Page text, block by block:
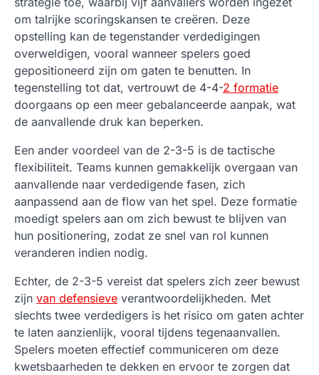
om talrijke scoringskansen te creëren. Deze
opstelling kan de tegenstander verdedigingen
overweldigen, vooral wanneer spelers goed
gepositioneerd zijn om gaten te benutten. In
tegenstelling tot dat, vertrouwt de 4-4-2 formatie
doorgaans op een meer gebalanceerde aanpak, wat
de aanvallende druk kan beperken.
Een ander voordeel van de 2-3-5 is de tactische
flexibiliteit. Teams kunnen gemakkelijk overgaan van
aanvallende naar verdedigende fasen, zich
aanpassend aan de flow van het spel. Deze formatie
moedigt spelers aan om zich bewust te blijven van
hun positionering, zodat ze snel van rol kunnen
veranderen indien nodig.
Echter, de 2-3-5 vereist dat spelers zich zeer bewust
zijn van defensieve verantwoordelijkheden. Met
slechts twee verdedigers is het risico om gaten achter
te laten aanzienlijk, vooral tijdens tegenaanvallen.
Spelers moeten effectief communiceren om deze
kwetsbaarheden te dekken en ervoor te zorgen dat